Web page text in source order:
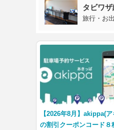
タビワ
旅行・お
【2026年8月】akippa(
の割引クーポンコード８